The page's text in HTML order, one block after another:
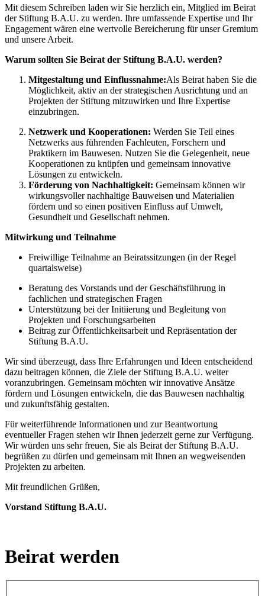
Mit diesem Schreiben laden wir Sie herzlich ein, Mitglied im Beirat
der Stiftung B.A.U. zu werden. Ihre umfassende Expertise und Ihr
Engagement wären eine wertvolle Bereicherung für unser Gremium
und unsere Arbeit.
Warum sollten Sie Beirat der Stiftung B.A.U. werden?
Mitgestaltung und Einflussnahme:Als Beirat haben Sie die
Möglichkeit, aktiv an der strategischen Ausrichtung und an
Projekten der Stiftung mitzuwirken und Ihre Expertise
einzubringen.
Netzwerk und Kooperationen: Werden Sie Teil eines
Netzwerks aus führenden Fachleuten, Forschern und
Praktikern im Bauwesen. Nutzen Sie die Gelegenheit, neue
Kooperationen zu knüpfen und gemeinsam innovative
Lösungen zu entwickeln.
Förderung von Nachhaltigkeit: Gemeinsam können wir
wirkungsvoller nachhaltige Bauweisen und Materialien
fördern und so einen positiven Einfluss auf Umwelt,
Gesundheit und Gesellschaft nehmen.
Mitwirkung und Teilnahme
Freiwillige Teilnahme an Beiratssitzungen (in der Regel
quartalsweise)
Beratung des Vorstands und der Geschäftsführung in
fachlichen und strategischen Fragen
Unterstützung bei der Initiierung und Begleitung von
Projekten und Forschungsarbeiten
Beitrag zur Öffentlichkeitsarbeit und Repräsentation der
Stiftung B.A.U.
Wir sind überzeugt, dass Ihre Erfahrungen und Ideen entscheidend
dazu beitragen können, die Ziele der Stiftung B.A.U. weiter
voranzubringen. Gemeinsam möchten wir innovative Ansätze
fördern und Lösungen entwickeln, die das Bauwesen nachhaltig
und zukunftsfähig gestalten.
Für weiterführende Informationen und zur Beantwortung
eventueller Fragen stehen wir Ihnen jederzeit gerne zur Verfügung.
Wir würden uns sehr freuen, Sie als Beirat der Stiftung B.A.U.
begrüßen zu dürfen und gemeinsam mit Ihnen an wegweisenden
Projekten zu arbeiten.
Mit freundlichen Grüßen,
Vorstand Stiftung B.A.U.
Beirat werden